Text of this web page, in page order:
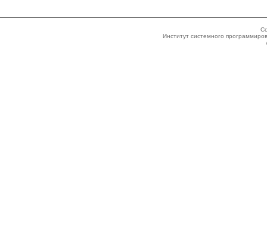
Институт системного